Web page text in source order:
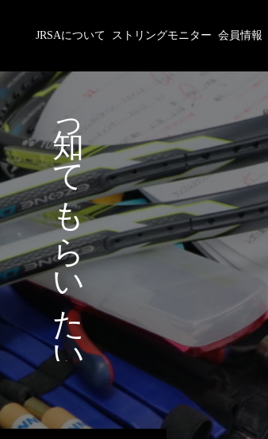
JRSAについて ストリングモニター 会員情報
っ
て
も
ら
い
た
い
が
あ
な
た
に